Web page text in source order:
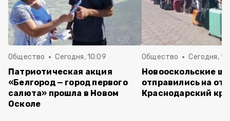
Общество Сегодня, 10:09
Патриотическая акция
«Белгород — город первого
салюта» прошла в Новом
Осколе
Общество Сегодня,
Новооскольские
отправились на
Краснодарский